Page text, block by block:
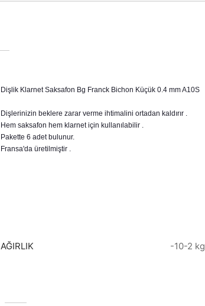
Dişlik Klarnet Saksafon Bg Franck Bichon Küçük 0.4 mm A10S
Dişlerinizin beklere zarar verme ihtimalini ortadan kaldırır .
Hem saksafon hem klarnet için kullanılabilir .
Pakette 6 adet bulunur.
Fransa'da üretilmiştir .
AĞIRLIK -10-2 kg